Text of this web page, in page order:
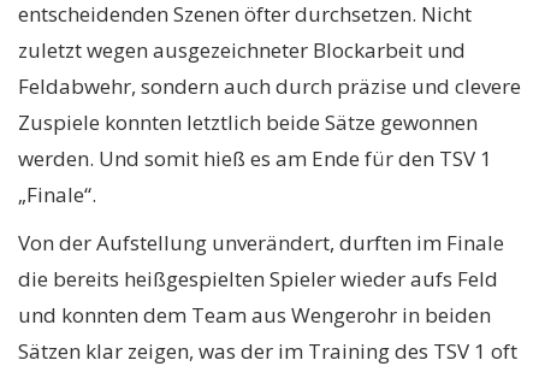
entscheidenden Szenen öfter durchsetzen. Nicht
zuletzt wegen ausgezeichneter Blockarbeit und
Feldabwehr, sondern auch durch präzise und clevere
Zuspiele konnten letztlich beide Sätze gewonnen
werden. Und somit hieß es am Ende für den TSV 1
„Finale“.
Von der Aufstellung unverändert, durften im Finale
die bereits heißgespielten Spieler wieder aufs Feld
und konnten dem Team aus Wengerohr in beiden
Sätzen klar zeigen, was der im Training des TSV 1 oft